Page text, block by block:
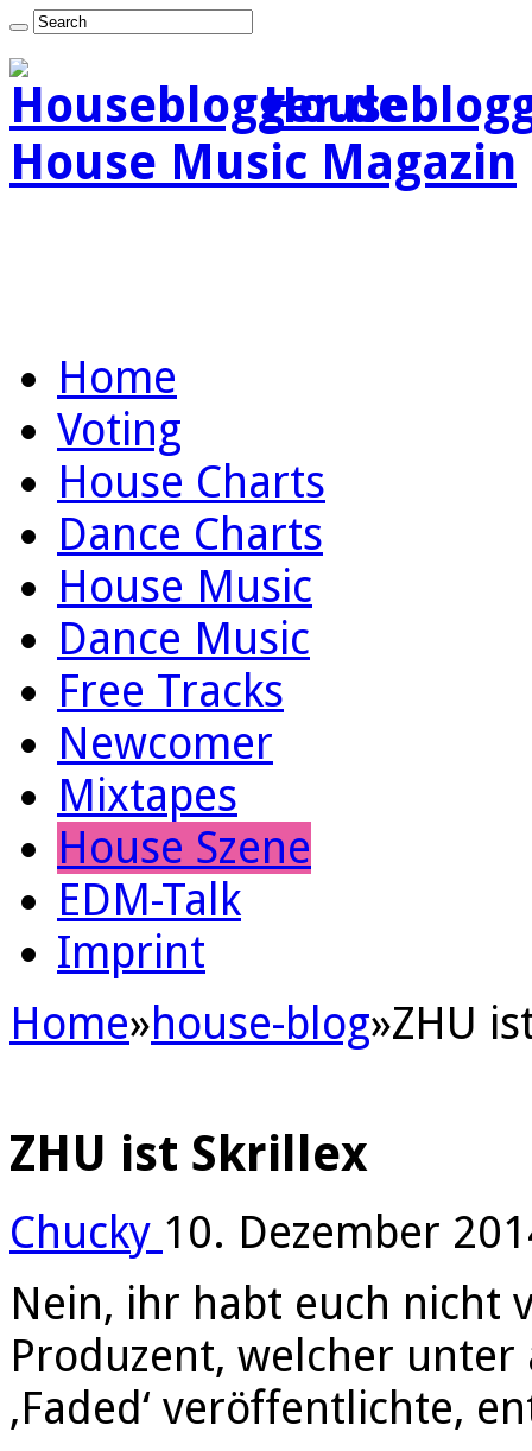
House Music Magazin
Home
Voting
House Charts
Dance Charts
House Music
Dance Music
Free Tracks
Newcomer
Mixtapes
House Szene
EDM-Talk
Imprint
Home»house-blog»ZHU
ZHU ist Skrillex
Chucky 10. Dezember
Nein, ihr habt euch nicht
Produzent, welcher
‚Faded‘ veröffentlichte,